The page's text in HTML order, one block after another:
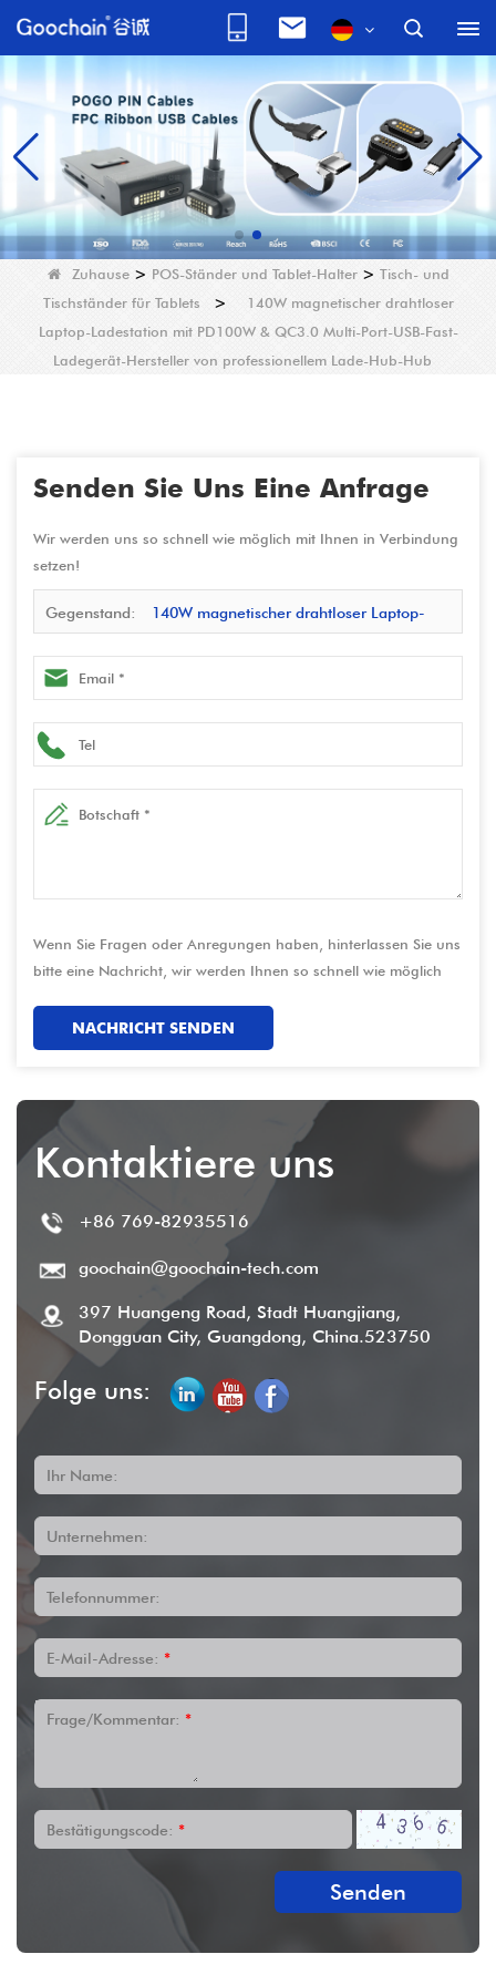
Zuhause> POS-Ständer und Tablet-Halter> Tisch- und
Tischständer für Tablets >
140W magnetischer drahtloser
Laptop-Ladestation mit PD100W & QC3.0 Multi-Port-USB-Fast-
Ladegerät-Hersteller von professionellem Lade-Hub-Hub
Senden Sie Uns Eine Anfrage
Wir werden uns so schnell wie möglich mit Ihnen in Verbindung
setzen!
Gegenstand: 140W magnetischer drahtloser Laptop-
Ladestation mit PD100W & QC3.0 Multi-Port-USB-Fast-
Ladegerät-Hersteller von professionellem Lade-Hub-Hub
Wenn Sie Fragen oder Anregungen haben, hinterlassen Sie uns
bitte eine Nachricht, wir werden Ihnen so schnell wie möglich
NACHRICHT SENDEN
Kontaktiere uns
+86 769-82935516
goochain@goochain-tech.com
397 Huangeng Road, Stadt Huangjiang,
Dongguan City, Guangdong, China.523750
Folge uns:
Ihr Name:
Unternehmen:
Telefonnummer:
E-Mail-Adresse: *
Frage/Kommentar: *
Bestätigungscode: *
Senden